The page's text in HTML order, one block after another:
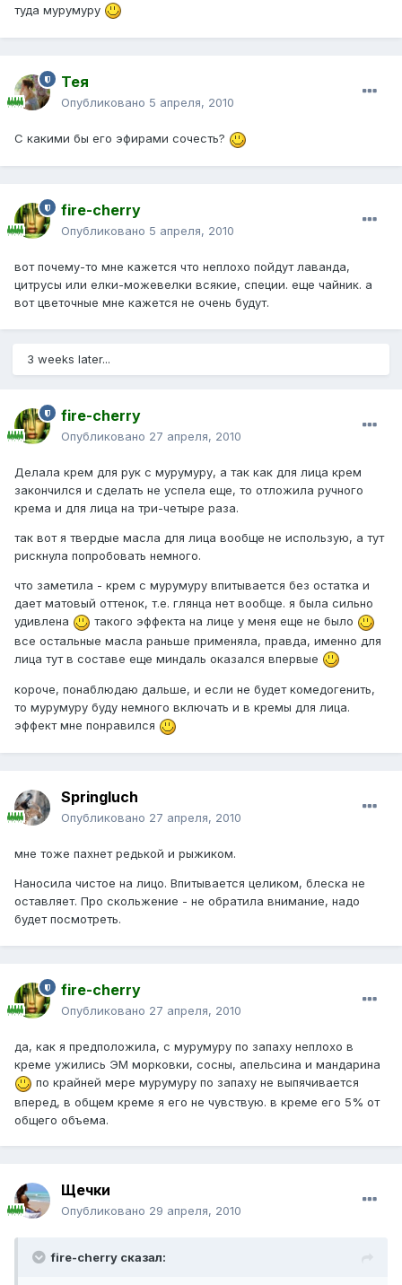
туда мурумуру
Тея
Опубликовано 5 апреля, 2010
С какими бы его эфирами сочесть?
fire-cherry
Опубликовано 5 апреля, 2010
вот почему-то мне кажется что неплохо пойдут лаванда,
цитрусы или елки-можевелки всякие, специи. еще чайник. а
вот цветочные мне кажется не очень будут.
3 weeks later...
fire-cherry
Опубликовано 27 апреля, 2010
Делала крем для рук с мурумуру, а так как для лица крем
закончился и сделать не успела еще, то отложила ручного
крема и для лица на три-четыре раза.
так вот я твердые масла для лица вообще не использую, а тут
рискнула попробовать немного.
что заметила - крем с мурумуру впитывается без остатка и
дает матовый оттенок, т.е. глянца нет вообще. я была сильно
удивлена
такого эффекта на лице у меня еще не было
все остальные масла раньше применяла, правда, именно для
лица тут в составе еще миндаль оказался впервые
короче, понаблюдаю дальше, и если не будет комедогенить,
то мурумуру буду немного включать и в кремы для лица.
эффект мне понравился
Springluch
Опубликовано 27 апреля, 2010
мне тоже пахнет редькой и рыжиком.
Наносила чистое на лицо. Впитывается целиком, блеска не
оставляет. Про скольжение - не обратила внимание, надо
будет посмотреть.
fire-cherry
Опубликовано 27 апреля, 2010
да, как я предположила, с мурумуру по запаху неплохо в
креме ужились ЭМ морковки, сосны, апельсина и мандарина
по крайней мере мурумуру по запаху не выпячивается
вперед, в общем креме я его не чувствую. в креме его 5% от
общего объема.
Щечки
Опубликовано 29 апреля, 2010
fire-cherry сказал: